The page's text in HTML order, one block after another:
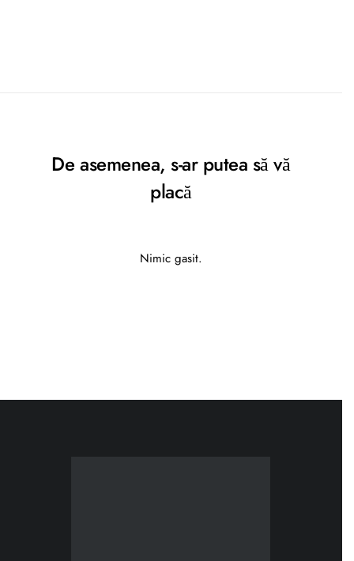
De asemenea, s-ar putea să vă
placă
Nimic gasit.